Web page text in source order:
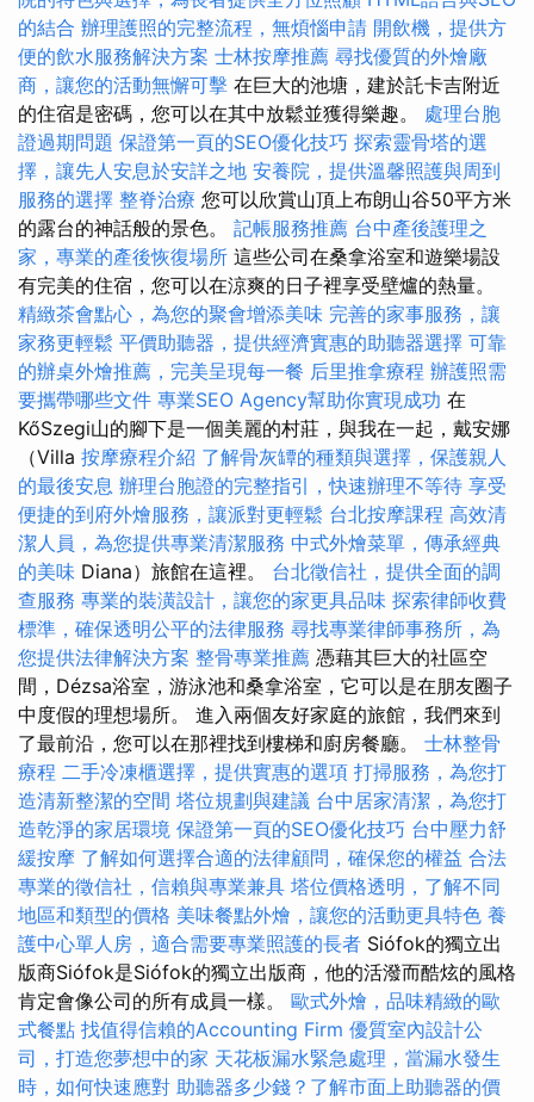
的結合 辦理護照的完整流程，無煩惱申請 開飲機，提供方
便的飲水服務解決方案 士林按摩推薦 尋找優質的外燴廠
商，讓您的活動無懈可擊 在巨大的池塘，建於託卡吉附近
的住宿是密碼，您可以在其中放鬆並獲得樂趣。 處理台胞
證過期問題 保證第一頁的SEO優化技巧 探索靈骨塔的選
擇，讓先人安息於安詳之地 安養院，提供溫馨照護與周到
服務的選擇 整脊治療 您可以欣賞山頂上布朗山谷50平方米
的露台的神話般的景色。 記帳服務推薦 台中產後護理之
家，專業的產後恢復場所 這些公司在桑拿浴室和遊樂場設
有完美的住宿，您可以在涼爽的日子裡享受壁爐的熱量。
精緻茶會點心，為您的聚會增添美味 完善的家事服務，讓
家務更輕鬆 平價助聽器，提供經濟實惠的助聽器選擇 可靠
的辦桌外燴推薦，完美呈現每一餐 后里推拿療程 辦護照需
要攜帶哪些文件 專業SEO Agency幫助你實現成功 在
KőSzegi山的腳下是一個美麗的村莊，與我在一起，戴安娜
（Villa 按摩療程介紹 了解骨灰罈的種類與選擇，保護親人
的最後安息 辦理台胞證的完整指引，快速辦理不等待 享受
便捷的到府外燴服務，讓派對更輕鬆 台北按摩課程 高效清
潔人員，為您提供專業清潔服務 中式外燴菜單，傳承經典
的美味 Diana）旅館在這裡。 台北徵信社，提供全面的調
查服務 專業的裝潢設計，讓您的家更具品味 探索律師收費
標準，確保透明公平的法律服務 尋找專業律師事務所，為
您提供法律解決方案 整骨專業推薦 憑藉其巨大的社區空
間，Dézsa浴室，游泳池和桑拿浴室，它可以是在朋友圈子
中度假的理想場所。 進入兩個友好家庭的旅館，我們來到
了最前沿，您可以在那裡找到樓梯和廚房餐廳。 士林整骨
療程 二手冷凍櫃選擇，提供實惠的選項 打掃服務，為您打
造清新整潔的空間 塔位規劃與建議 台中居家清潔，為您打
造乾淨的家居環境 保證第一頁的SEO優化技巧 台中壓力舒
緩按摩 了解如何選擇合適的法律顧問，確保您的權益 合法
專業的徵信社，信賴與專業兼具 塔位價格透明，了解不同
地區和類型的價格 美味餐點外燴，讓您的活動更具特色 養
護中心單人房，適合需要專業照護的長者 Siófok的獨立出
版商Siófok是Siófok的獨立出版商，他的活潑而酷炫的風格
肯定會像公司的所有成員一樣。 歐式外燴，品味精緻的歐
式餐點 找值得信賴的Accounting Firm 優質室內設計公
司，打造您夢想中的家 天花板漏水緊急處理，當漏水發生
時，如何快速應對 助聽器多少錢？了解市面上助聽器的價